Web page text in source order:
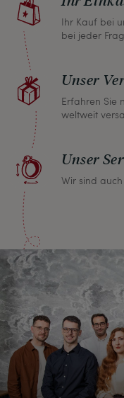
Ihr Kauf bei
bei jeder
Unser
Erfahren Sie
weltweit
Unser
Wir sind